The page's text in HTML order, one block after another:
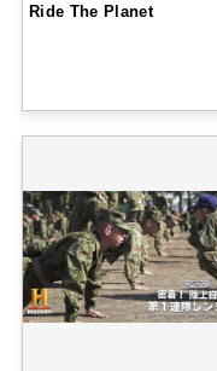
Ride The Planet